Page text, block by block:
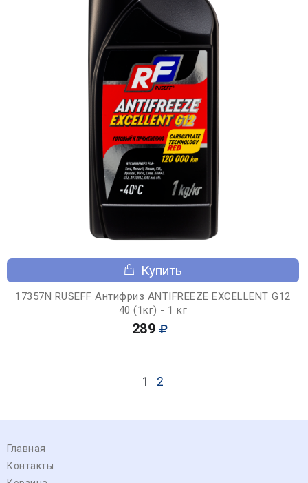
Купить
17357N RUSEFF Антифриз ANTIFREEZE EXCELLENT G12
40 (1кг) - 1 кг
289
1 2
Главная
Контакты